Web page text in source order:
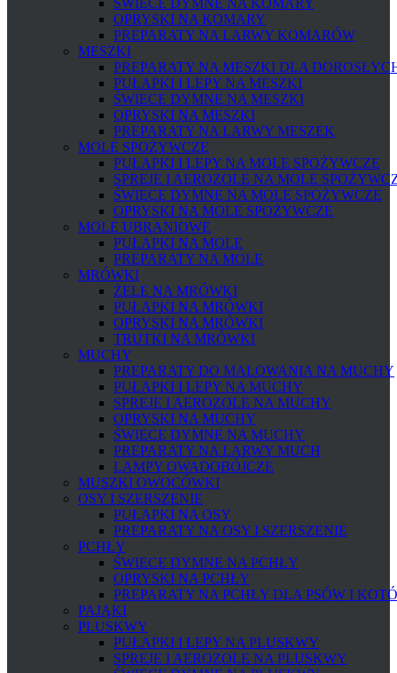
OPRYSKI NA KOMARY
PREPARATY NA LARWY KOMARÓW
MESZKI
PREPARATY NA MESZKI DLA
PUŁAPKI I LEPY NA MESZKI
ŚWIECE DYMNE NA MESZKI
OPRYSKI NA MESZKI
PREPARATY NA LARWY MESZEK
MOLE SPOŻYWCZE
PUŁAPKI I LEPY NA MOLE SPOŻYWCZE
SPREJE I AEROZOLE NA MOLE
ŚWIECE DYMNE NA MOLE SPOŻYWCZE
OPRYSKI NA MOLE SPOŻYWCZE
MOLE UBRANIOWE
PUŁAPKI NA MOLE
PREPARATY NA MOLE
MRÓWKI
ŻELE NA MRÓWKI
PUŁAPKI NA MRÓWKI
OPRYSKI NA MRÓWKI
TRUTKI NA MRÓWKI
MUCHY
PREPARATY DO MALOWANIA NA MUCHY
PUŁAPKI I LEPY NA MUCHY
SPREJE I AEROZOLE NA MUCHY
OPRYSKI NA MUCHY
ŚWIECE DYMNE NA MUCHY
PREPARATY NA LARWY MUCH
LAMPY OWADOBÓJCZE
MUSZKI OWOCÓWKI
OSY I SZERSZENIE
PUŁAPKI NA OSY
PREPARATY NA OSY I SZERSZENIE
PCHŁY
ŚWIECE DYMNE NA PCHŁY
OPRYSKI NA PCHŁY
PREPARATY NA PCHŁY DLA PSÓW I
PAJĄKI
PLUSKWY
PUŁAPKI I LEPY NA PLUSKWY
SPREJE I AEROZOLE NA PLUSKWY